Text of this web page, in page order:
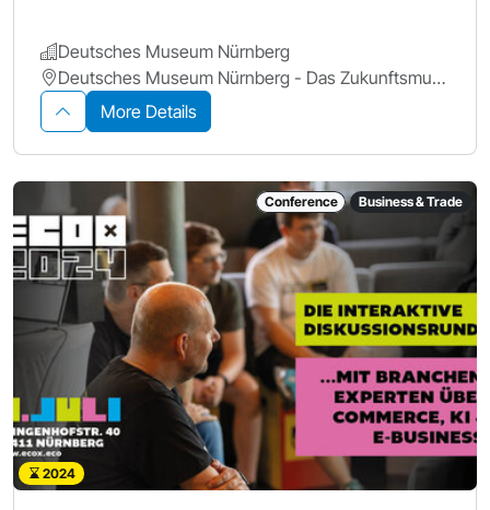
Deutsches Museum Nürnberg
Deutsches Museum Nürnberg - Das Zukunftsmuseum
More Details
Conference Business & Trade
2024